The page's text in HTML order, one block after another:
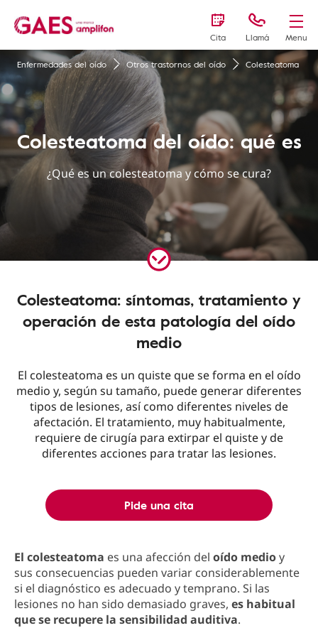
Cita Llamá Menu
Enfermedades del oído Otros trastornos del oído Colesteatoma
Colesteatoma del oído: qué es
¿Qué es un colesteatoma y cómo se cura?
Colesteatoma: síntomas, tratamiento y
operación de esta patología del oído
medio
El colesteatoma es un quiste que se forma en el oído
medio y, según su tamaño, puede generar diferentes
tipos de lesiones, así como diferentes niveles de
afectación. El tratamiento, muy habitualmente,
requiere de cirugía para extirpar el quiste y de
diferentes acciones para tratar las lesiones.
Pide una cita
El colesteatoma es una afección del oído medioy
sus consecuencias pueden variar considerablemente
si el diagnóstico es adecuado y temprano. Si las
lesiones no han sido demasiado graves, es habitual
que se recupere la sensibilidad auditiva.